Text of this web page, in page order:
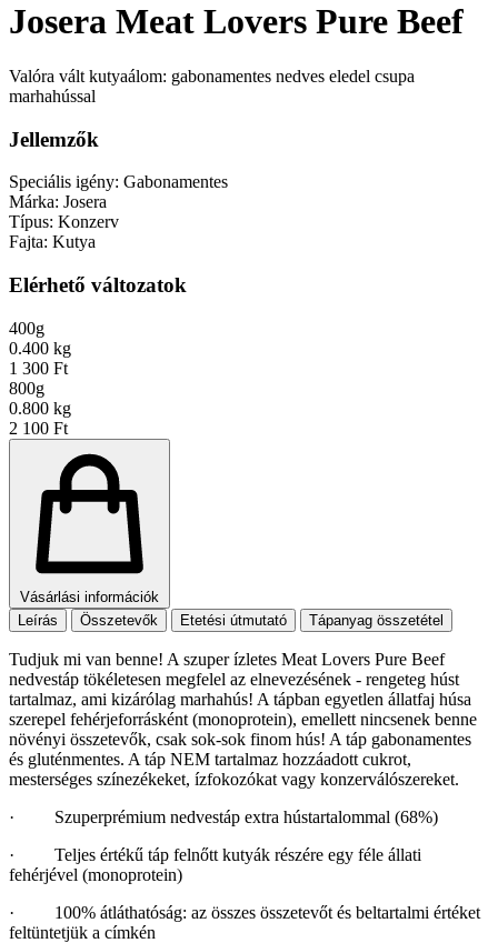
Josera Meat Lovers Pure Beef
Valóra vált kutyaálom: gabonamentes nedves eledel csupa
marhahússal
Jellemzők
Speciális igény: Gabonamentes
Márka: Josera
Típus: Konzerv
Fajta: Kutya
Elérhető változatok
400g
0.400 kg
1 300 Ft
800g
0.800 kg
2 100 Ft
Vásárlási információk
Leírás
Összetevők Etetési útmutató Tápanyag összetétel
Tudjuk mi van benne! A szuper ízletes Meat Lovers Pure Beef
nedvestáp tökéletesen megfelel az elnevezésének - rengeteg húst
tartalmaz, ami kizárólag marhahús! A tápban egyetlen állatfaj húsa
szerepel fehérjeforrásként (monoprotein), emellett nincsenek benne
növényi összetevők, csak sok-sok finom hús! A táp gabonamentes
és gluténmentes. A táp NEM tartalmaz hozzáadott cukrot,
mesterséges színezékeket, ízfokozókat vagy konzerválószereket.
· Szuperprémium nedvestáp extra hústartalommal (68%)
· Teljes értékű táp felnőtt kutyák részére egy féle állati
fehérjével (monoprotein)
· 100% átláthatóság: az összes összetevőt és beltartalmi értéket
feltüntetjük a címkén